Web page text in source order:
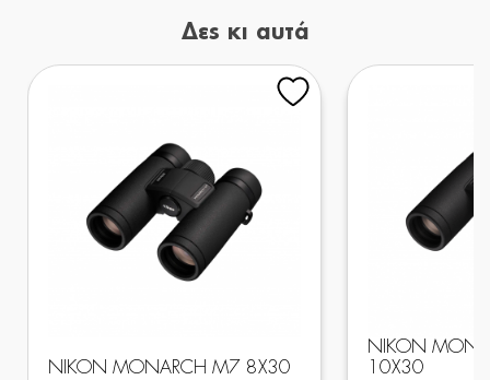
Δες κι αυτά
NIKON MONARCH M7 8X30
NIKON
10X30